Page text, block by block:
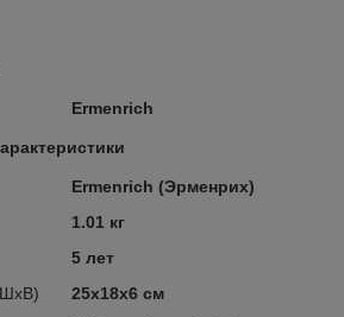
Ermenrich
Ermenrich (Эрменрих)
1.01 кг
5 лет
25x18x6 см